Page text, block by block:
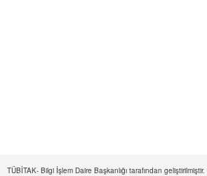
TÜBİTAK- Bilgi İşlem Daire Başkanlığı tarafından